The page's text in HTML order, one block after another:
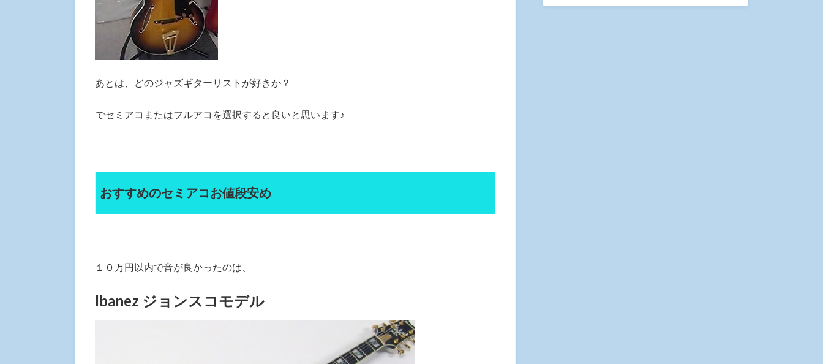
あとは、どのジャズギターリストが好きか？
でセミアコまたはフルアコを選択すると良いと思います♪
おすすめのセミアコお値段安め
１０万円以内で音が良かったのは、
Ibanez ジョンスコモデル